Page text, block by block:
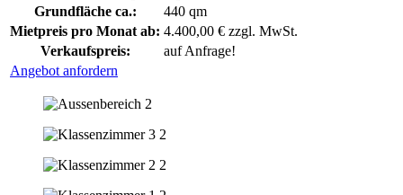
Grundfläche ca.:
440 qm
Mietpreis pro Monat ab: 4.400,00 € zzgl. MwSt.
Verkaufspreis:
auf Anfrage!
Angebot anfordern